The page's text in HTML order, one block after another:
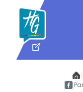
NOUVELLE
Panneau de gestion